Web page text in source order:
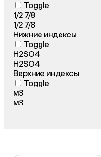
Toggle
1/2 7/8
1/2 7/8
Нижние индексы
Toggle
H2SO4
H2SO4
Верхние индексы
Toggle
м3
м3